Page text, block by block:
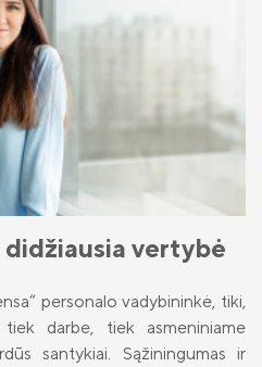
likti ar išlipti?
draudimas
vėžinių susirgimų
draudimas
Vienna Insurance
filialo kontaktai
taryba
Barbara Kinderevičienė
Airidas Šiaulys
Sigita Ažusienienė
Ligita Januševičienė
Laura Šeduikytė - Koiro
Erika Mikulskytė
Ernestas Pavlovskis
didžiausia vertybė
personalo vadybininkė, tiki,
darbe, tiek asmeniniame
santykiai. Sąžiningumas ir